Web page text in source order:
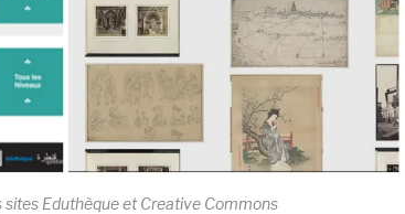
sites Eduthèque et Creative Commons